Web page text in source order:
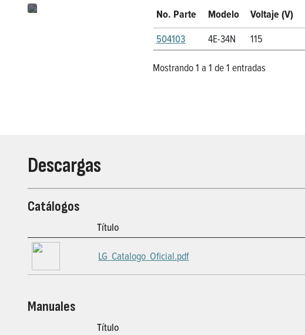
No. Parte Modelo Voltaje (V)
504103
4E-34N 115
Mostrando 1 a 1 de 1 entradas
Descargas
Catálogos
Título
LG_Catalogo_Oficial.pdf
Manuales
Título